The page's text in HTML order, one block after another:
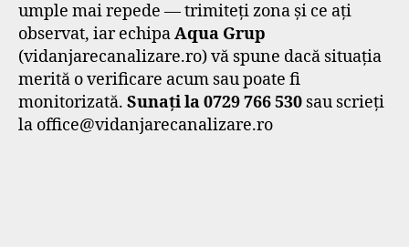
umple mai repede — trimiteți zona și ce ați
observat, iar echipaAqua Grup
(vidanjarecanalizare.ro) vă spune dacă situația
merită o verificare acum sau poate fi
monitorizată. Sunați la 0729 766 530 sau scrieți
la office@vidanjarecanalizare.ro